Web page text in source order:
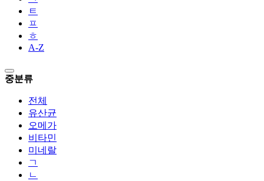
ㅌ
ㅍ
ㅎ
A-Z
중분류
전체
유산균
오메가
비타민
미네랄
ㄱ
ㄴ